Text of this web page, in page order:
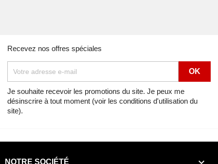
BATTERIE
Lien
Voir
Africa Twin 750 SHASTA WHITE (NH138H) de 1992
Vue éclatée
BATTERIE
Lien
Recevez nos offres spéciales
Je souhaite recevoir les promotions du site. Je peux me
désinscrire à tout moment (voir les conditions d'utilisation du
site).
NOTRE SOCIÉTÉ